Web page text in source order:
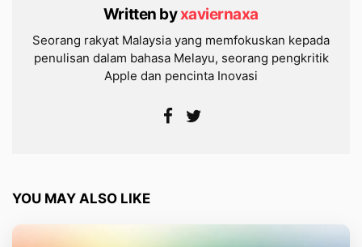
Written byxaviernaxa
Seorang rakyat Malaysia yang memfokuskan kepada
penulisan dalam bahasa Melayu, seorang pengkritik
Apple dan pencinta Inovasi
YOU MAY ALSO LIKE